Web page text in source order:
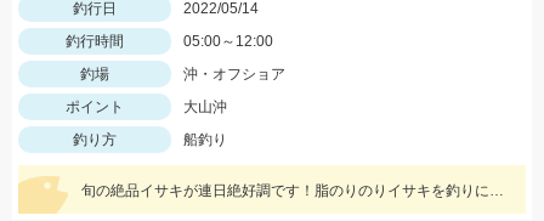
釣行日
2022/05/14
釣行時間
05:00～12:00
釣場
沖・オフショア
ポイント
大山沖
釣り方
船釣り
旬の絶品イサキが連日絶好調です！脂のりのりイサキを釣りに来て下さいね。チャンスですよ